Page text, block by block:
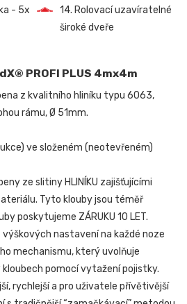
- 5x
14. Rolovací uzavíratelné
široké dveře
PROFI PLUS 4mx4m
z kvalitního hliníku typu 6063,
rámu, Ø 51mm.
ve složeném (neotevřeném)
ze slitiny HLINÍKU zajišťujícími
Tyto klouby jsou téměř
poskytujeme ZÁRUKU 10 LET.
nastavení na každé noze
mechanismu, který uvolňuje
pomocí vytažení pojistky.
rychlejší a pro uživatele přívětivější